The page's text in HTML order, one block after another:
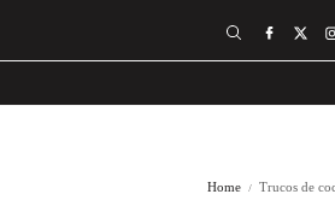
Home Trucos de